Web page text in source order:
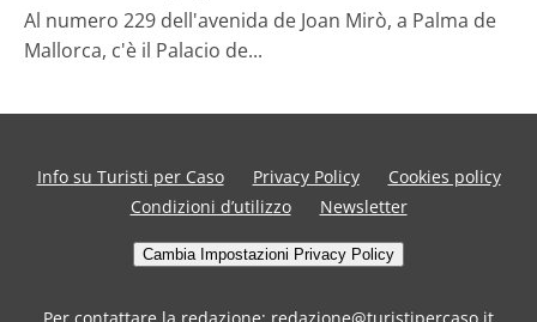
Al numero 229 dell'avenida de Joan Mirò, a Palma de
Mallorca, c'è il Palacio de...
Info su Turisti per Caso Privacy Policy
Cookies policy
Condizioni d’utilizzo
Newsletter
Cambia Impostazioni Privacy Policy